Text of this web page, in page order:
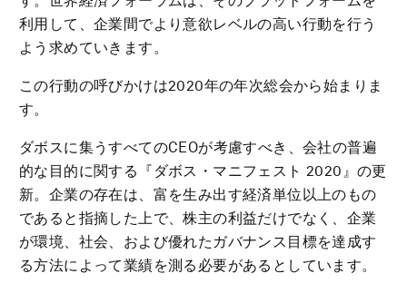
利用して、企業間でより意欲レベルの高い行動を行う
よう求めていきます。
この行動の呼びかけは2020年の年次総会から始まりま
す。
ダボスに集うすべてのCEOが考慮すべき、会社の普遍
的な目的に関する『ダボス・マニフェスト 2020』の更
新。企業の存在は、富を生み出す経済単位以上のもの
であると指摘した上で、株主の利益だけでなく、企業
が環境、社会、および優れたガバナンス目標を達成す
る方法によって業績を測る必要があるとしています。